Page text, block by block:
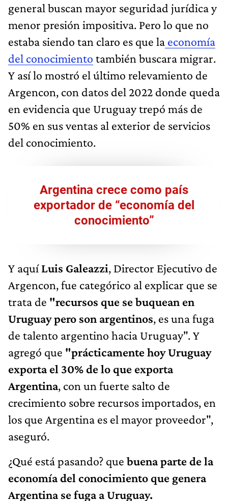
general buscan mayor seguridad jurídica y
menor presión impositiva. Pero lo que no
estaba siendo tan claro es que la economía
del conocimiento también buscara migrar.
Y así lo mostró el último relevamiento de
Argencon, con datos del 2022 donde queda
en evidencia que Uruguay trepó más de
50% en sus ventas al exterior de servicios
del conocimiento.
Argentina crece como país
exportador de “economía del
conocimiento”
Y aquíLuis Galeazzi, Director Ejecutivo de
Argencon, fue categórico al explicar que se
trata de "recursos que se buquean en
Uruguay pero son argentinos, es una fuga
de talento argentino hacia Uruguay". Y
agregó que "prácticamente hoy Uruguay
exporta el 30% de lo que exporta
Argentina, con un fuerte salto de
crecimiento sobre recursos importados, en
los que Argentina es el mayor proveedor",
aseguró.
¿Qué está pasando? que buena parte de la
economía del conocimiento que genera
Argentina se fuga a Uruguay.